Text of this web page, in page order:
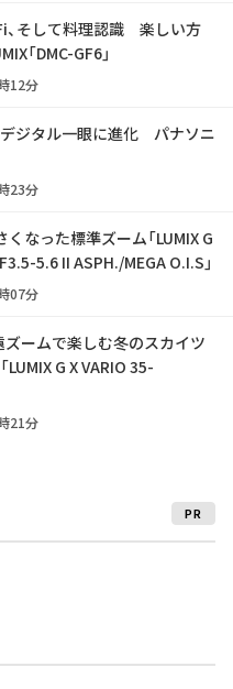
、そして料理認識 楽しい方
「DMC-GF6」
12分
ジタル一眼に進化 パナソニ
23分
くなった標準ズーム「LUMIX G
5.6 II ASPH./MEGA O.I.S」
07分
ームで楽しむ冬のスカイツ
LUMIX G X VARIO 35-
21分
PR